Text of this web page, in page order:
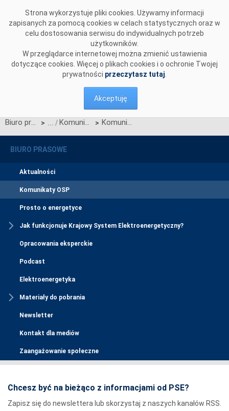
Strona wykorzystuje pliki cookies. Używamy informacji
zapisanych za pomocą cookies w celach statystycznych oraz w
celu dostosowania serwisu do indywidualnych potrzeb
użytkowników.
W przeglądarce internetowej można zmienić ustawienia
dotyczące cookies. Więcej o plikach cookies i o ochronie Twojej
prywatności przeczytasz tutaj
Akceptuję
Biuro prasowe > Komunikaty OSP > Komunikat OSP z dnia 24 lutego 2026 r. w sprawie zatwierdzenia przez Prezesa URE Zmian nr 4/2025 Warunków Dotyczących Bilansowania
BIURO PRASOWE
Aktualności
Komunikaty OSP
Prosto o energetyce
Jak funkcjonuje Krajowy System Elektroenergetyczny?
Opracowania eksperckie
Podcast
Elektroenergetyka
Materiały do pobrania
Newsletter
Kontakt dla mediów
Zaangażowanie społeczne
Chcesz być na bieżąco z informacjami od PSE?
Zapisz się do newslettera lub skorzystaj z naszych kanałów RSS.